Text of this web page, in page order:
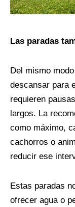
Las paradas
Del mismo
descansar para
requieren
largos. La
como máximo,
cachorros o
reducir ese
Estas paradas
ofrecer agua o